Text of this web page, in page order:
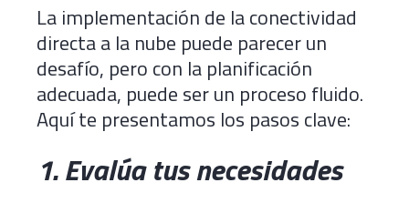
La implementación de la conectividad
directa a la nube puede parecer un
desafío, pero con la planificación
adecuada, puede ser un proceso fluido.
Aquí te presentamos los pasos clave:
1. Evalúa tus necesidades